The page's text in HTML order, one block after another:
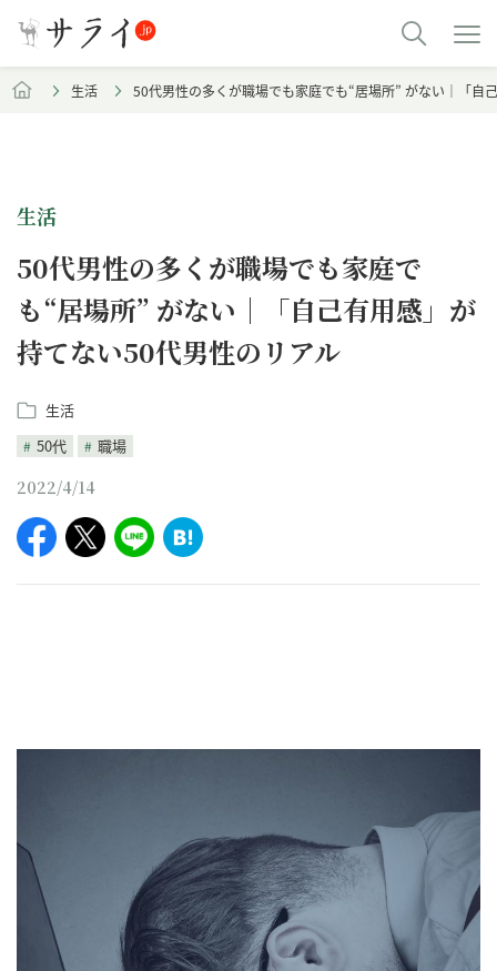
生活 50代男性の多くが職場でも家庭でも“居場所” がない｜「自
生活
50代男性の多くが職場でも家庭で
も“居場所” がない｜「自己有用感」が
持てない50代男性のリアル
生活
50代
職場
2022/4/14